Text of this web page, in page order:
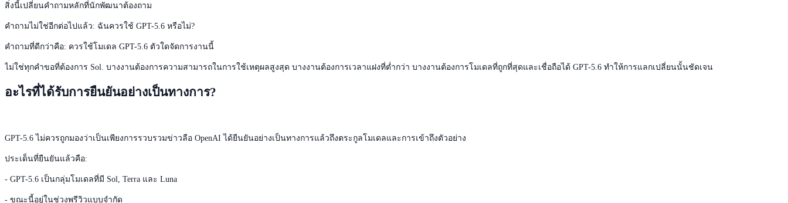
สิ่งนี้เปลี่ยนคำถามหลักที่นักพัฒนาต้องถาม
คำถามไม่ใช่อีกต่อไปแล้ว: ฉันควรใช้ GPT-5.6 หรือไม่?
คำถามที่ดีกว่าคือ: ควรใช้โมเดล GPT-5.6 ตัวใดจัดการงานนี้
ไม่ใช่ทุกคำขอที่ต้องการ Sol. บางงานต้องการความสามารถในการใช้เหตุผลสูงสุด บางงานต้องการเวลาแฝงที่ต่ำกว่า บางงานต้องการโมเดลที่ถูกที่สุดและเชื่อถือได้ GPT-5.6 ทำให้การแลกเปลี่ยนนั้นชัดเจน
อะไรที่ได้รับการยืนยันอย่างเป็นทางการ?
GPT-5.6 ไม่ควรถูกมองว่าเป็นเพียงการรวบรวมข่าวลือ OpenAI ได้ยืนยันอย่างเป็นทางการแล้วถึงตระกูลโมเดลและการเข้าถึงตัวอย่าง
ประเด็นที่ยืนยันแล้วคือ:
- GPT-5.6 เป็นกลุ่มโมเดลที่มี Sol, Terra และ Luna
- ขณะนี้อยู่ในช่วงพรีวิวแบบจำกัด